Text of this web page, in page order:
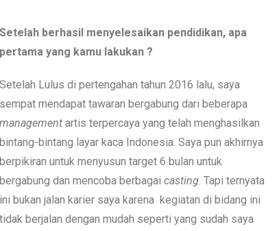
Setelah berhasil menyelesaikan pendidikan, apa
pertama yang kamu lakukan ?
Setelah Lulus di pertengahan tahun 2016 lalu, saya
sempat mendapat tawaran bergabung dari beberapa
managementartis terpercaya yang telah menghasilkan
bintang-bintang layar kaca Indonesia. Saya pun akhirnya
berpikiran untuk menyusun target 6 bulan untuk
bergabung dan mencoba berbagai casting. Tapi ternyata
ini bukan jalan karier saya karena kegiatan di bidang ini
tidak berjalan dengan mudah seperti yang sudah saya